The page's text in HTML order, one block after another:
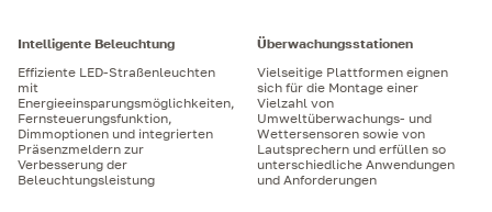
Intelligente Beleuchtung
Effiziente LED-Straßenleuchten
mit
Energieeinsparungsmöglichkeiten,
Fernsteuerungsfunktion,
Dimmoptionen und integrierten
Präsenzmeldern zur
Verbesserung der
Beleuchtungsleistung
Überwachungsstationen
Vielseitige Plattformen eignen
sich für die Montage einer
Vielzahl von
Umweltüberwachungs- und
Wettersensoren sowie von
Lautsprechern und erfüllen so
unterschiedliche Anwendungen
und Anforderungen